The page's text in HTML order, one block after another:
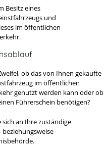
Besitz eines
und
im öffentlichen
ob das von Ihnen gekaufte
im öffentlichen
genutzt werden kann oder ob
Führerschein benötigen?
sich an Ihre zuständige
beziehungsweise